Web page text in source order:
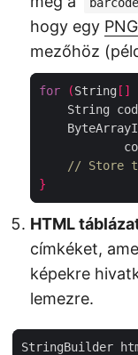
hogy egy PNG
mezőhöz
for (String []
String
// Store
}
HTML
címkéket,
képekre
lemezre.
StringBuilder